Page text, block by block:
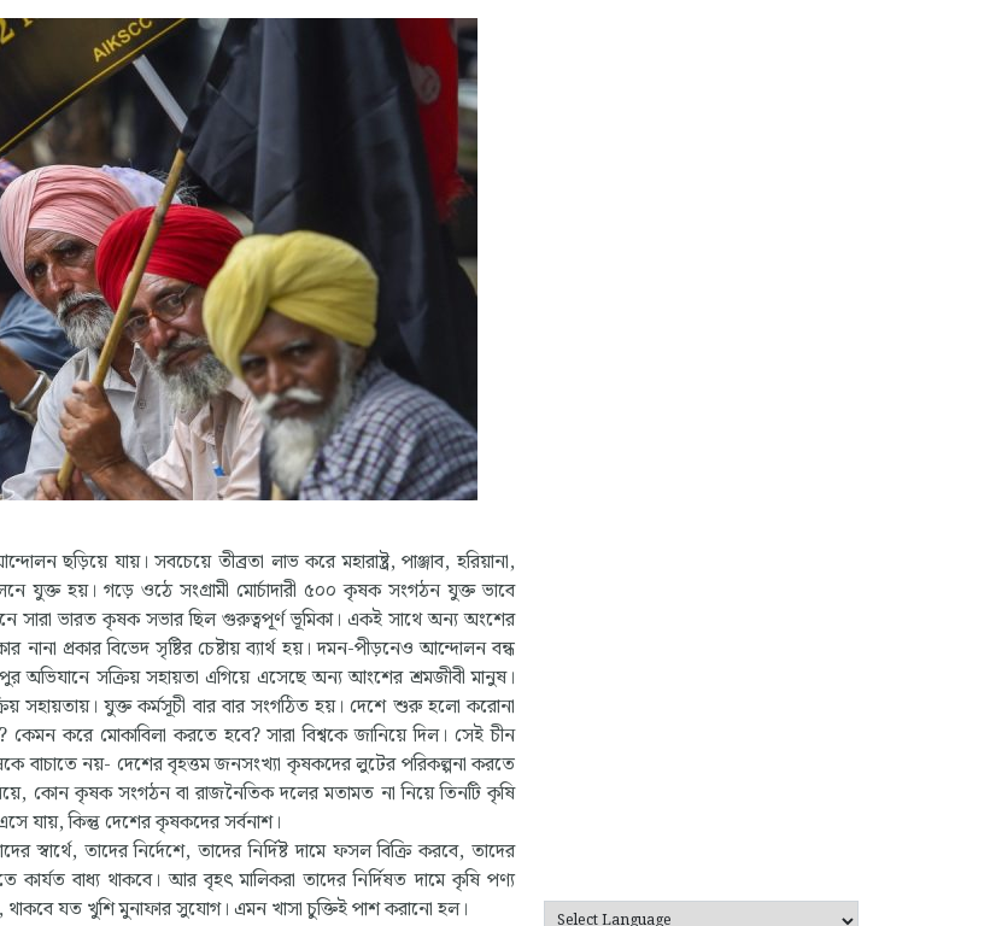
ছড়িয়ে যায়। সবচেয়ে তীব্রতা লাভ করে মহারাষ্ট্র, পাঞ্জাব, হরিয়ানা,
যুক্ত হয়। গড়ে ওঠে সংগ্রামী মোর্চাদারী ৫০০ কৃষক সংগঠন যুক্ত ভাবে
সারা ভারত কৃষক সভার ছিল গুরুত্বপূর্ণ ভূমিকা। একই সাথে অন্য অংশের
নানা প্রকার বিভেদ সৃষ্টির চেষ্টায় ব্যার্থ হয়। দমন-পীড়নেও আন্দোলন বন্ধ
অভিযানে সক্রিয় সহায়তা এগিয়ে এসেছে অন্য আংশের শ্রমজীবী মানুষ।
সহায়তায়। যুক্ত কর্মসূচী বার বার সংগঠিত হয়। দেশে শুরু হলো করোনা
করে মোকাবিলা করতে হবে? সারা বিশ্বকে জানিয়ে দিল। সেই চীন
বাচাতে নয়- দেশের বৃহত্তম জনসংখ্যা কৃষকদের লুটের পরিকল্পনা করতে
কোন কৃষক সংগঠন বা রাজনৈতিক দলের মতামত না নিয়ে তিনটি কৃষি
যায়, কিন্তু দেশের কৃষকদের সর্বনাশ।
তাদের নির্দেশে, তাদের নির্দিষ্ট দামে ফসল বিক্রি করবে, তাদের
বাধ্য থাকবে। আর বৃহৎ মালিকরা তাদের নির্দিষত দামে কৃষি পণ্য
যত খুশি মুনাফার সুযোগ। এমন খাসা চুক্তিই পাশ করানো হল।